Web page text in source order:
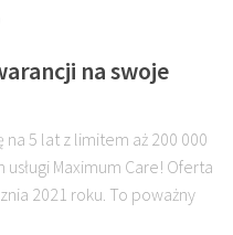
na swoje
5 lat z limitem aż 200 000
Maximum Care! Oferta
2021 roku. To poważny